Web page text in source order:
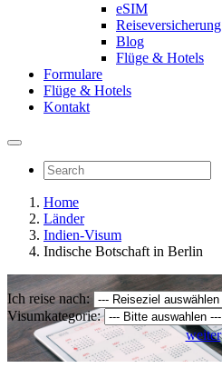
eSIM
Reiseversicherung
Blog
Flüge & Hotels
Formulare
Flüge & Hotels
Kontakt
Home
Länder
Indien-Visum
Indische Botschaft in Berlin
Ich reise nach:
Visumkategorie:
weiter